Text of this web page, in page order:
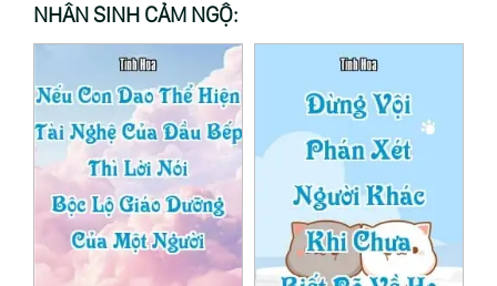
NHÂN SINH CẢM NGỘ: